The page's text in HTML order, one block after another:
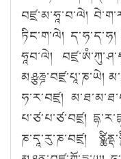
བཛྲ་མ་ཧཱ་བ་ལེ།
ཏིང་ག་ལེ།
ཧཱབ་ལེ།
མཤྩཎྜ་བཛྲ་པཱ་ཎ་ཡེ།
ཧ་ར་བཛྲ།
པ་ཙ་པ་ཙ་བཛྲ།
ཎ་དཱ་རུ་ཎ་བཛྲ།